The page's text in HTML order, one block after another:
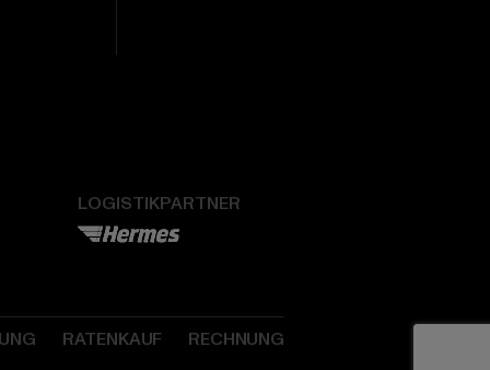
LOGISTIKPARTNER
RATENKAUF RECHNUNG